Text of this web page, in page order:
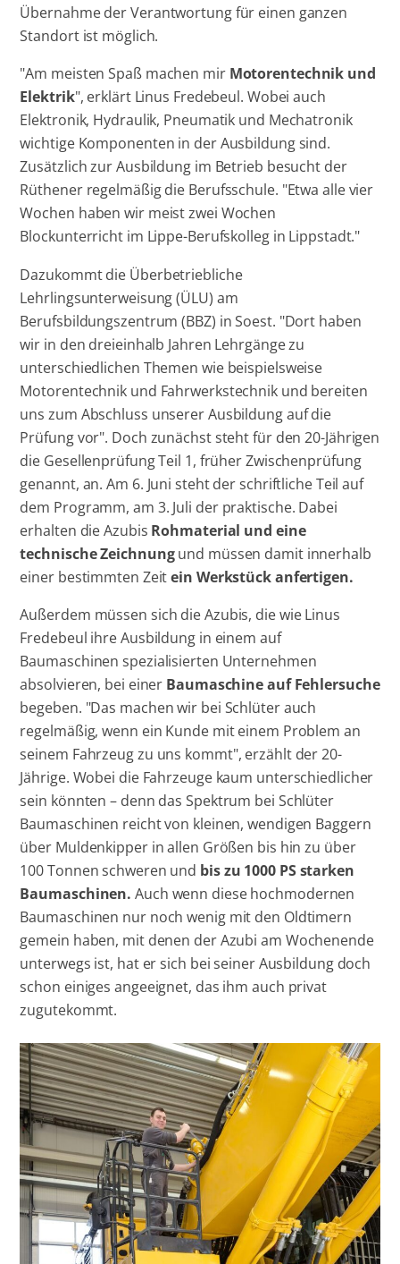
Übernahme der Verantwortung für einen ganzen
Standort ist möglich.
"Am meisten Spaß machen mir Motorentechnik und
Elektrik", erklärt Linus Fredebeul. Wobei auch
Elektronik, Hydraulik, Pneumatik und Mechatronik
wichtige Komponenten in der Ausbildung sind.
Zusätzlich zur Ausbildung im Betrieb besucht der
Rüthener regelmäßig die Berufsschule. "Etwa alle vier
Wochen haben wir meist zwei Wochen
Blockunterricht im Lippe-Berufskolleg in Lippstadt."
Dazukommt die Überbetriebliche
Lehrlingsunterweisung (ÜLU) am
Berufsbildungszentrum (BBZ) in Soest. "Dort haben
wir in den dreieinhalb Jahren Lehrgänge zu
unterschiedlichen Themen wie beispielsweise
Motorentechnik und Fahrwerkstechnik und bereiten
uns zum Abschluss unserer Ausbildung auf die
Prüfung vor". Doch zunächst steht für den 20-Jährigen
die Gesellenprüfung Teil 1, früher Zwischenprüfung
genannt, an. Am 6. Juni steht der schriftliche Teil auf
dem Programm, am 3. Juli der praktische. Dabei
erhalten die Azubis Rohmaterial und eine
technische Zeichnungund müssen damit innerhalb
einer bestimmten Zeitein Werkstück anfertigen.
Außerdem müssen sich die Azubis, die wie Linus
Fredebeul ihre Ausbildung in einem auf
Baumaschinen spezialisierten Unternehmen
absolvieren, bei einer Baumaschine auf Fehlersuche
begeben. "Das machen wir bei Schlüter auch
regelmäßig, wenn ein Kunde mit einem Problem an
seinem Fahrzeug zu uns kommt", erzählt der 20-
Jährige. Wobei die Fahrzeuge kaum unterschiedlicher
sein könnten – denn das Spektrum bei Schlüter
Baumaschinen reicht von kleinen, wendigen Baggern
über Muldenkipper in allen Größen bis hin zu über
100 Tonnen schweren und bis zu 1000 PS starken
Baumaschinen. Auch wenn diese hochmodernen
Baumaschinen nur noch wenig mit den Oldtimern
gemein haben, mit denen der Azubi am Wochenende
unterwegs ist, hat er sich bei seiner Ausbildung doch
schon einiges angeeignet, das ihm auch privat
zugutekommt.